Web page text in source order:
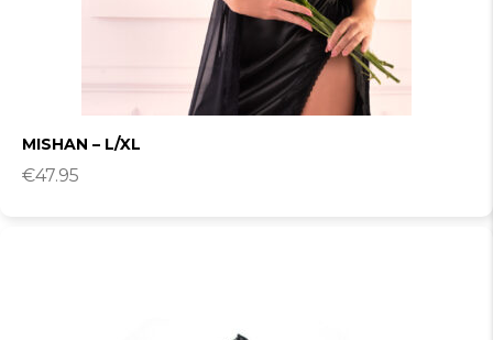
MISHAN – L/XL
€47.95